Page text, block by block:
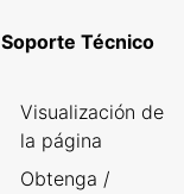
Soporte Técnico
Visualización de
la página
Obtenga /